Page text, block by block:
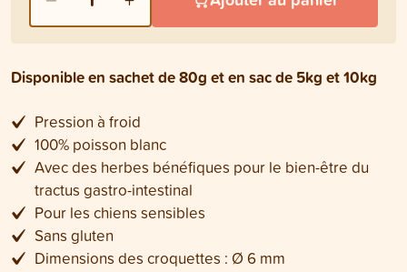
Disponible en sachet de 80g et en sac de 5kg et 10kg
Pression à froid
100% poisson blanc
Avec des herbes bénéfiques pour le bien-être du
tractus gastro-intestinal
Pour les chiens sensibles
Sans gluten
Dimensions des croquettes : Ø 6 mm